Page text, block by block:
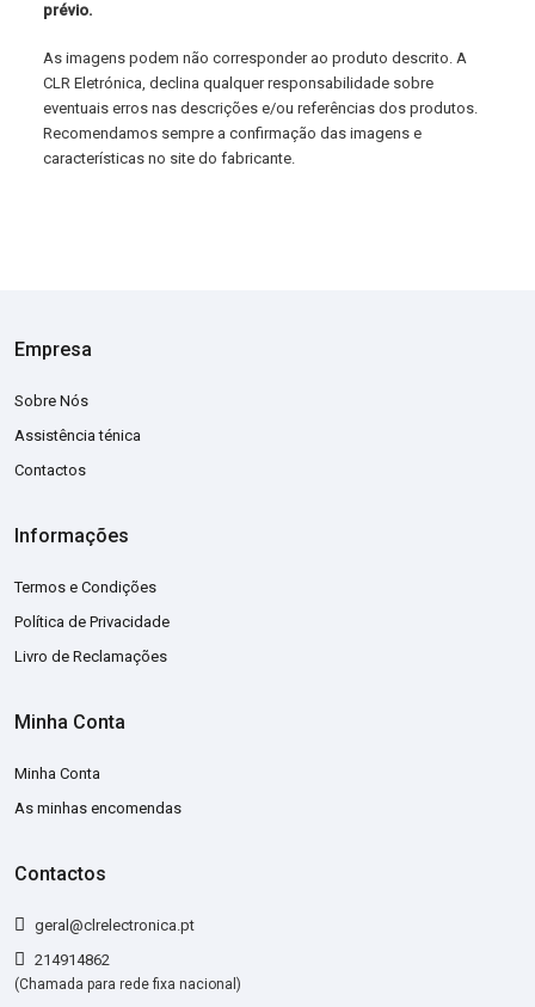
prévio.
As imagens podem não corresponder ao produto descrito. A
CLR Eletrónica, declina qualquer responsabilidade sobre
eventuais erros nas descrições e/ou referências dos produtos.
Recomendamos sempre a confirmação das imagens e
características no site do fabricante.
Empresa
Sobre Nós
Assistência ténica
Contactos
Informações
Termos e Condições
Política de Privacidade
Livro de Reclamações
Minha Conta
Minha Conta
As minhas encomendas
Contactos
geral@clrelectronica.pt
214914862
(Chamada para rede fixa nacional)